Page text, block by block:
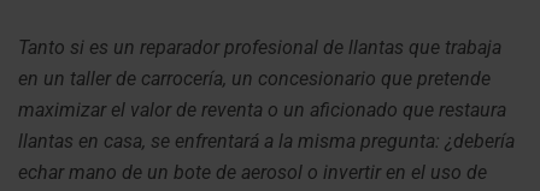
Tanto si es un reparador profesional de llantas que trabaja
en un taller de carrocería, un concesionario que pretende
maximizar el valor de reventa o un aficionado que restaura
llantas en casa, se enfrentará a la misma pregunta: ¿debería
echar mano de un bote de aerosol o invertir en el uso de